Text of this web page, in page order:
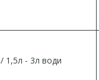
1,5л - 3л води